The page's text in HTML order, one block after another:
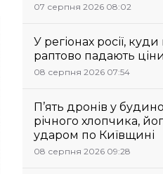
07 серпня 2026 08:02
У регіонах росії,
раптово падають
08 серпня 2026 07:54
П’ять дронів у
річного хлопчика,
ударом по Київщині
08 серпня 2026 09:28